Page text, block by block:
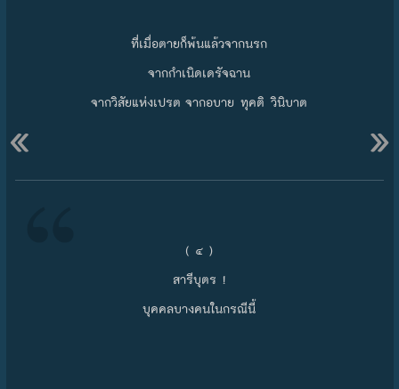
ที่เมื่อตายก็พ้นแล้วจากนรก
จากกำเนิดเดรัจฉาน
จากวิสัยแห่งเปรต จากอบาย ทุคติ วินิบาต
( ๔ )
สารีบุตร !
บุคคลบางคนในกรณีนี้
»
«